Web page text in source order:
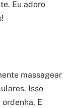
Eu adoro
massagear
Isso
E